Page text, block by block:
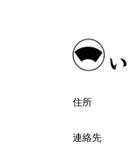
住所
連絡先